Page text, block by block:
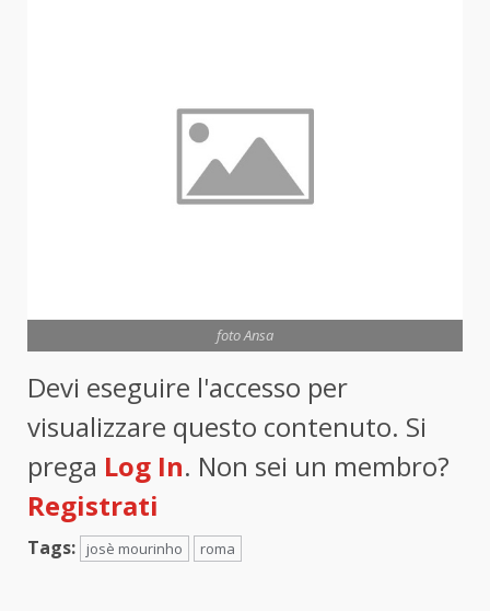
foto Ansa
Devi eseguire l'accesso per
visualizzare questo contenuto. Si
prega Log In. Non sei un membro?
Registrati
Tags: josè mourinho roma